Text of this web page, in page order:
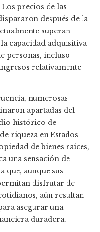
precios de las
después de la
superan
capacidad adquisitiva
personas, incluso
relativamente
numerosas
apartadas del
histórico de
riqueza en Estados
de bienes raíces,
una sensación de
que, aunque sus
disfrutar de
aún resultan
asegurar una
duradera.